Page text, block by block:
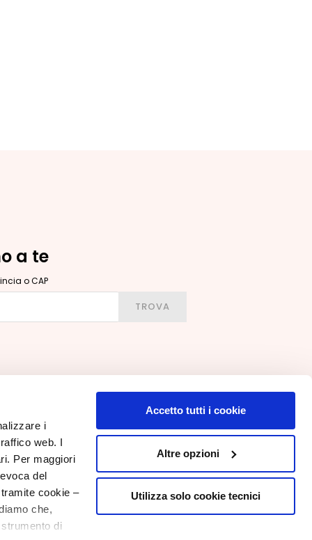
i
web. I
Per maggiori
del
cookie –
che,
di
Accetto tutti i cookie
Altre opzioni
Utilizza solo cookie tecnici
a te
o CAP
TROVA
IL MIO PROFILO
Informazioni Account
Rubrica Indirizzi
I Miei Ordini
La Mia Wishlist